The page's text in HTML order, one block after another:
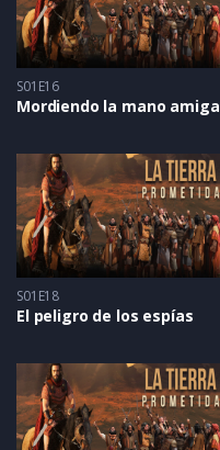
S01E16
Mordiendo la mano amiga
S01E18
El peligro de los espías